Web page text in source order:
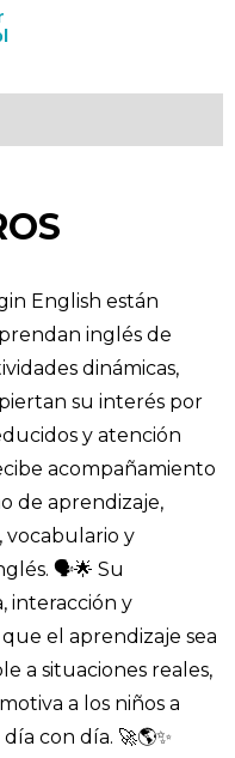
English están
inglés de
dinámicas,
su interés por
y atención
acompañamiento
de aprendizaje,
vocabulario y
🗣️🌟 Su
interacción y
el aprendizaje sea
a situaciones reales,
a los niños a
con día. 🚀🌎✨